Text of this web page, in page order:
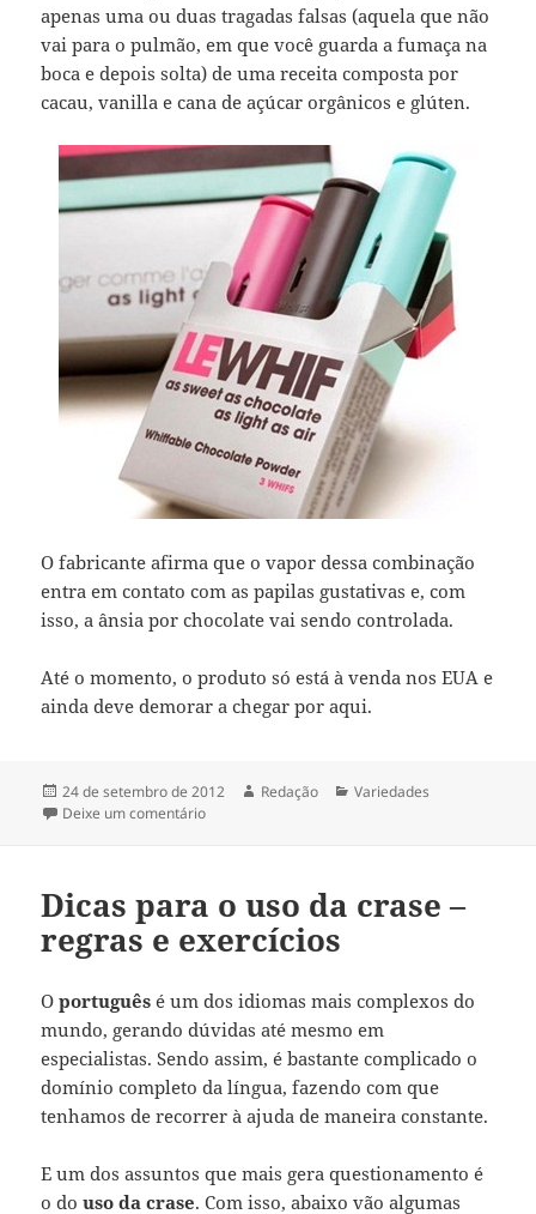
apenas uma ou duas tragadas falsas (aquela que não
vai para o pulmão, em que você guarda a fumaça na
boca e depois solta) de uma receita composta por
cacau, vanilla e cana de açúcar orgânicos e glúten.
O fabricante afirma que o vapor dessa combinação
entra em contato com as papilas gustativas e, com
isso, a ânsia por chocolate vai sendo controlada.
Até o momento, o produto só está à venda nos EUA e
ainda deve demorar a chegar por aqui.
Publicado
em
24 de setembro de 2012 Autor
Redação Categorias
Variedades
Deixe um comentárioem Le Whif: remédio para parar de comer
Dicas para o uso da crase –
regras e exercícios
Oportuguês é um dos idiomas mais complexos do
mundo, gerando dúvidas até mesmo em
especialistas. Sendo assim, é bastante complicado o
domínio completo da língua, fazendo com que
tenhamos de recorrer à ajuda de maneira constante.
E um dos assuntos que mais gera questionamento é
o douso da crase. Com isso, abaixo vão algumas